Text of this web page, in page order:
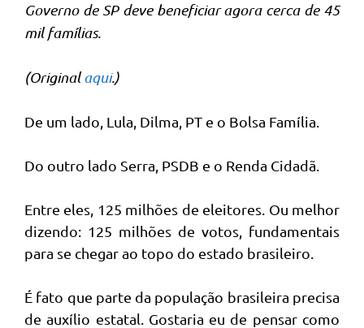
Governo de SP deve beneficiar agora cerca de 45
mil famílias.
(Originalaqui.)
De um lado, Lula, Dilma, PT e o Bolsa Família.
Do outro lado Serra, PSDB e o Renda Cidadã.
Entre eles, 125 milhões de eleitores. Ou melhor
dizendo: 125 milhões de votos, fundamentais
para se chegar ao topo do estado brasileiro.
É fato que parte da população brasileira precisa
de auxílio estatal. Gostaria eu de pensar como